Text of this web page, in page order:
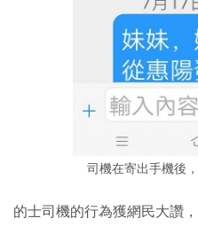
司機在寄出手機後
的士司機的行為獲網民大讚